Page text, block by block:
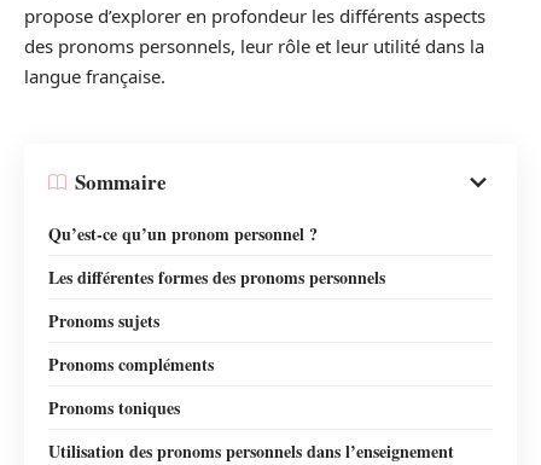
propose d’explorer en profondeur les différents aspects
des pronoms personnels, leur rôle et leur utilité dans la
langue française.
Sommaire
Qu’est-ce qu’un pronom personnel ?
Les différentes formes des pronoms personnels
Pronoms sujets
Pronoms compléments
Pronoms toniques
Utilisation des pronoms personnels dans l’enseignement